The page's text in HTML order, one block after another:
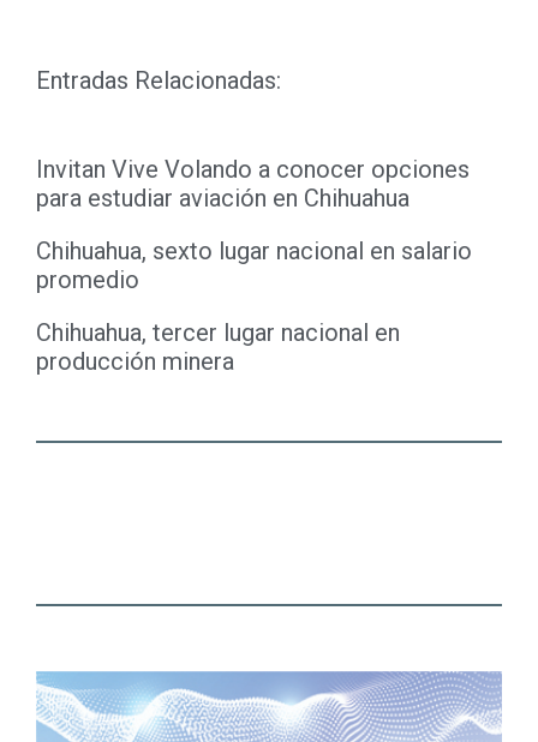
Entradas Relacionadas:
Invitan Vive Volando a conocer opciones
para estudiar aviación en Chihuahua
Chihuahua, sexto lugar nacional en salario
promedio
Chihuahua, tercer lugar nacional en
producción minera